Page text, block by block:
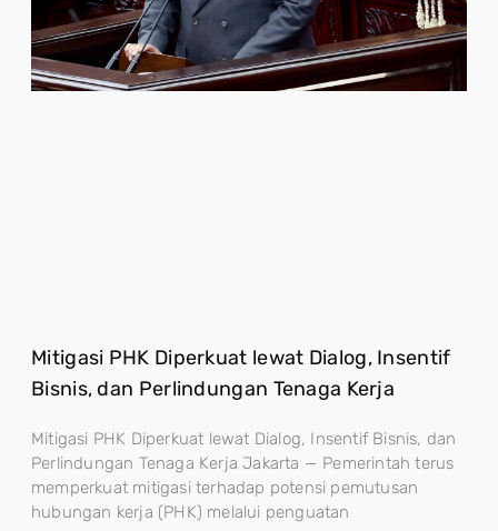
Mitigasi PHK Diperkuat lewat Dialog, Insentif
Bisnis, dan Perlindungan Tenaga Kerja
Mitigasi PHK Diperkuat lewat Dialog, Insentif Bisnis, dan
Perlindungan Tenaga Kerja Jakarta — Pemerintah terus
memperkuat mitigasi terhadap potensi pemutusan
hubungan kerja (PHK) melalui penguatan